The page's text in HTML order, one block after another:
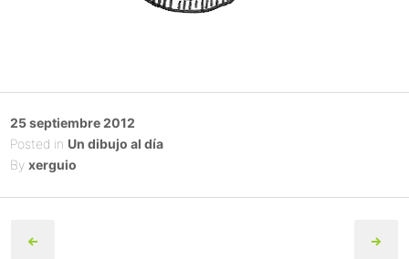
Posted
on
25 septiembre 2012
Posted in Un dibujo al día
By xerguio
navigation